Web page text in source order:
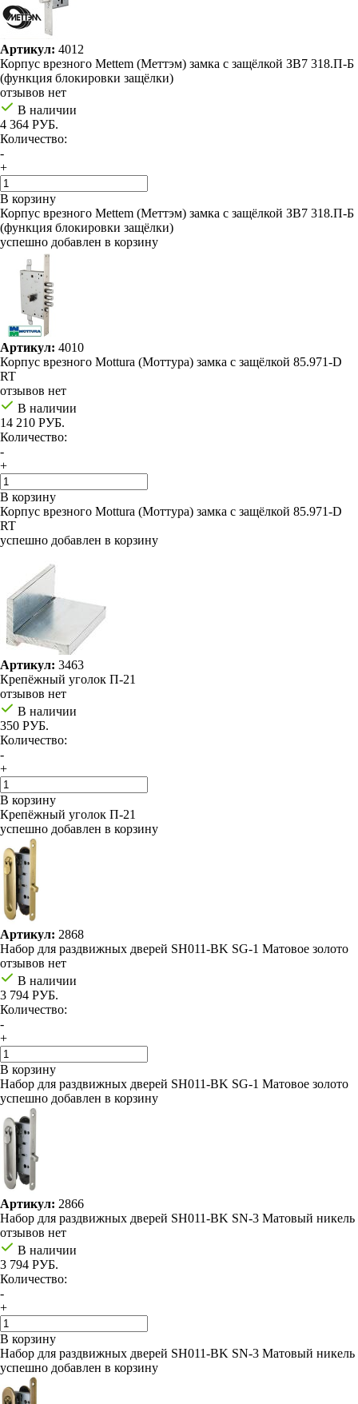
Артикул: 4012
Корпус врезного Mettem (Меттэм) замка с защёлкой ЗВ7 318.П-Б
(функция блокировки защёлки)
отзывов нет
В наличии
4 364 РУБ.
Количество:
-
+
В корзину
Корпус врезного Mettem (Меттэм) замка с защёлкой ЗВ7 318.П-Б
(функция блокировки защёлки)
успешно добавлен в корзину
Артикул: 4010
Корпус врезного Mottura (Моттура) замка с защёлкой 85.971-D
RT
отзывов нет
В наличии
14 210 РУБ.
Количество:
-
+
В корзину
Корпус врезного Mottura (Моттура) замка с защёлкой 85.971-D
RT
успешно добавлен в корзину
Артикул: 3463
Крепёжный уголок П-21
отзывов нет
В наличии
350 РУБ.
Количество:
-
+
В корзину
Крепёжный уголок П-21
успешно добавлен в корзину
Артикул: 2868
Набор для раздвижных дверей SH011-BK SG-1 Матовое золото
отзывов нет
В наличии
3 794 РУБ.
Количество:
-
+
В корзину
Набор для раздвижных дверей SH011-BK SG-1 Матовое золото
успешно добавлен в корзину
Артикул: 2866
Набор для раздвижных дверей SH011-BK SN-3 Матовый никель
отзывов нет
В наличии
3 794 РУБ.
Количество:
-
+
В корзину
Набор для раздвижных дверей SH011-BK SN-3 Матовый никель
успешно добавлен в корзину